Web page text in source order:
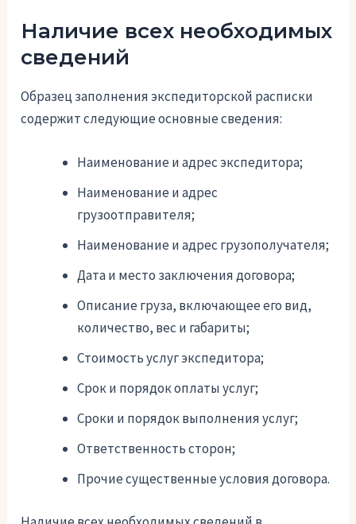
Наличие всех необходимых
сведений
Образец заполнения экспедиторской расписки
содержит следующие основные сведения:
Наименование и адрес экспедитора;
Наименование и адрес
грузоотправителя;
Наименование и адрес грузополучателя;
Дата и место заключения договора;
Описание груза, включающее его вид,
количество, вес и габариты;
Стоимость услуг экспедитора;
Срок и порядок оплаты услуг;
Сроки и порядок выполнения услуг;
Ответственность сторон;
Прочие существенные условия договора.